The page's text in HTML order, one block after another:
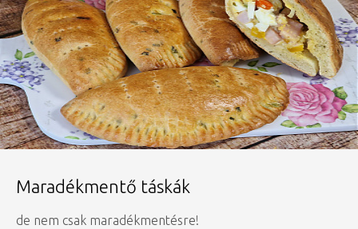
Maradékmentő táskák
de nem csak maradékmentésre!